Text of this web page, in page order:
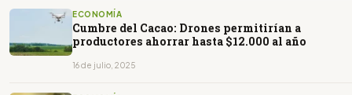
ECONOMÍA
Cumbre del Cacao: Drones permitirían a
productores ahorrar hasta $12.000 al año
16 de julio, 2025